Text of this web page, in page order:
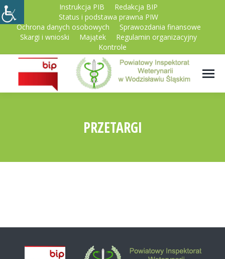
Instrukcja PIB
Redakcja BIP
Status i podstawa prawna PIW
Ochrona danych osobowych
Sprawozdania finansowe
Skargi i wnioski
Majątek
Regulamin organizacyjny
Kontrole
PRZETARGI